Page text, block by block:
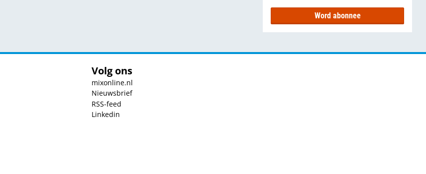
Word abonnee
Volg ons
mixonline.nl
Nieuwsbrief
RSS-feed
Linkedin